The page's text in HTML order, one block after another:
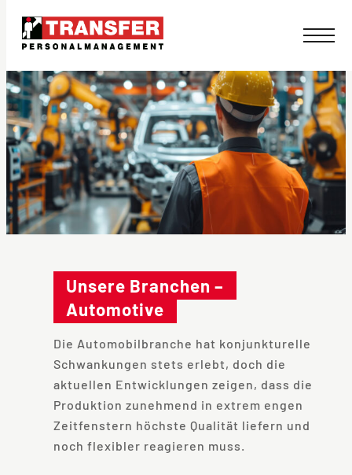
Direkt
zum
Inhalt
wechseln
Unsere Branchen –
Automotive
Die Automobilbranche hat konjunkturelle
Schwankungen stets erlebt, doch die
aktuellen Entwicklungen zeigen, dass die
Produktion zunehmend in extrem engen
Zeitfenstern höchste Qualität liefern und
noch flexibler reagieren muss.